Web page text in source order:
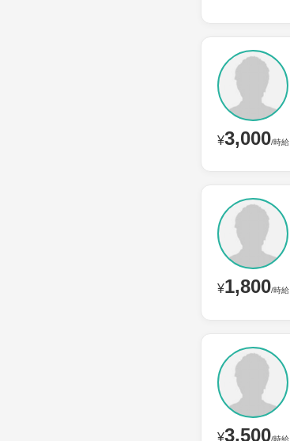
¥3,000/時給
¥1,800/時給
¥3,500/時給